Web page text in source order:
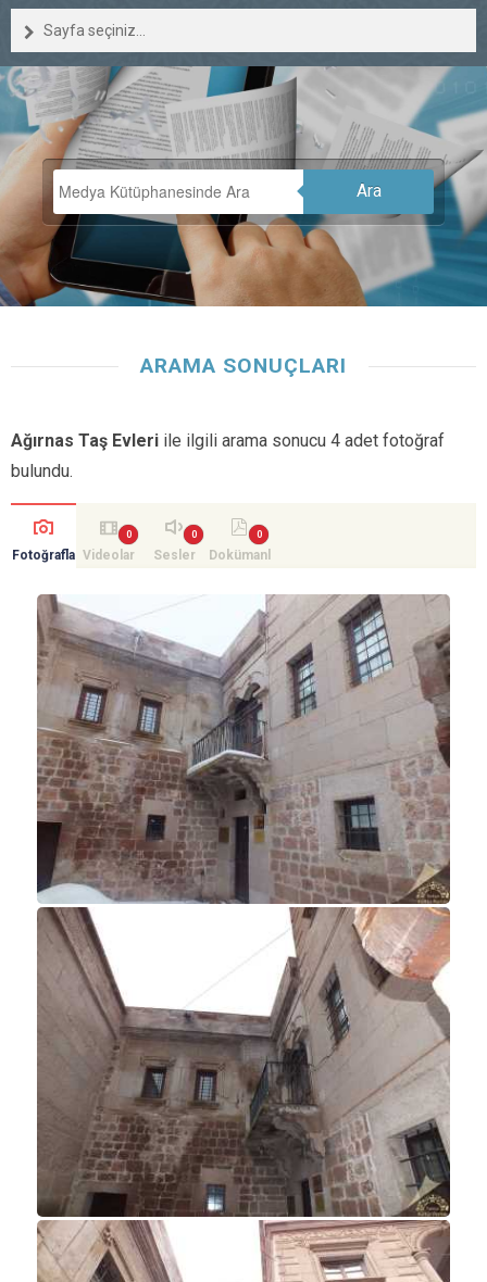
Sayfa seçiniz...
Ara
ARAMA SONUÇLARI
Ağırnas Taş Evleri ile ilgili arama sonucu 4 adet fotoğraf
bulundu.
Fotoğrafla Videolar Sesler
Dokümanl